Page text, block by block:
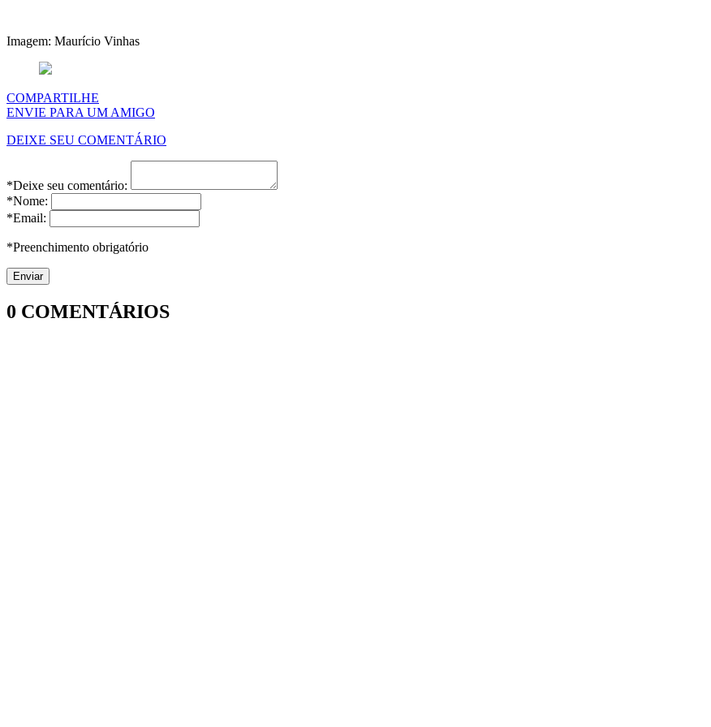
Imagem: Maurício Vinhas
COMPARTILHE
ENVIE PARA UM AMIGO
DEIXE SEU COMENTÁRIO
*Deixe seu comentário:
*Nome:
*Email:
*Preenchimento obrigatório
0 COMENTÁRIOS